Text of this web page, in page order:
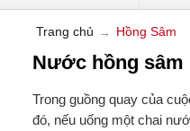
Trang chủ Hồng Sâm
Nước hồng sâm
Trong guồng quay của
đó, nếu uống một chai